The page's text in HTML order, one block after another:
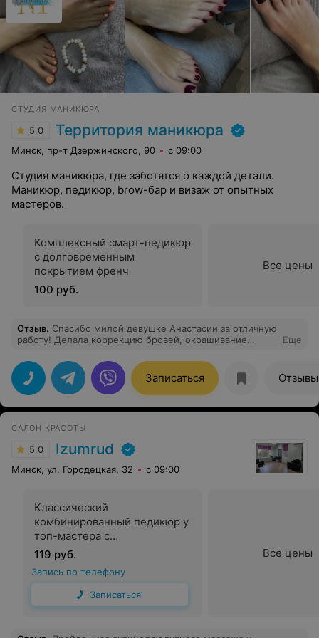
СТУДИЯ МАНИКЮРА
5.0 Территория маникюра
Минск, пр-т Дзержинского, 90 с 09:00
Студия маникюра, где заботятся о каждой детали.
Маникюр, педикюр, brow-бар и визаж от опытных
мастеров.
Комплексный смарт-педикюр
с долговременным
покрытием френч
100 руб.
Все цены
Отзыв. Спасибо милой девушке Анастасии за отличную
работу! Делала коррекцию бровей, окрашивание
Еще
Записаться Отзывы
САЛОН КРАСОТЫ
5.0 Izumrud
Минск, ул. Городецкая, 32 с 09:00
Классический
комбинированный педикюр у
топ-мастера с
долговременным цветным
покрытием френч или легкий
дизайн
119 руб.
Запись по телефону
Записаться
Все цены